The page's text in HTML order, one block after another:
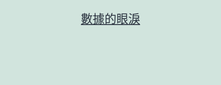
數據的眼淚